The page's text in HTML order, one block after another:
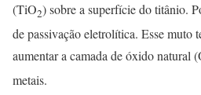
(TiO2) sobre a superfície do titânio.
de passivação eletrolítica. Esse muto
aumentar a camada de óxido natural
metais.